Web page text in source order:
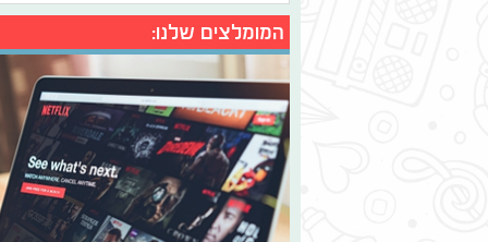
המומלצים שלנו: